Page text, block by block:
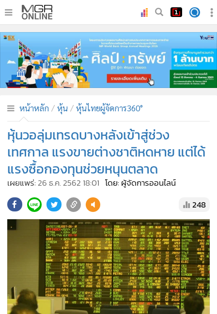
• หน้าหลัก
ทันเหตุการณ์
• ภาคใต้
• ภูมิภาค
• บันเทิง
• ผู้จัดการรายวัน
• คอลัมนิสต์
• ละคร
• CbizReview
• Cyber BIZ
• ผู้จัดกวน
• Good health & Well-being
• Green Innovation & SD
Management & HR
MGR Live
Infographic
• การเมือง
• ท่องเที่ยว
หน้าหลัก หุ้น หุ้นไทยผู้จัดการ360°
หุ้นวอลุ่มเทรดบางหลังเข้าสู่ช่วง
เทศกาล แรงขายต่างชาติหดหาย แต่ได้
แรงซื้อกองทุนช่วยหนุนตลาด
เผยแพร่: 26 ธ.ค. 2562 18:01 โดย: ผู้จัดการออนไลน์
248